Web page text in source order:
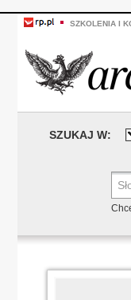
SZKOLENIA I
SZUKAJ W: